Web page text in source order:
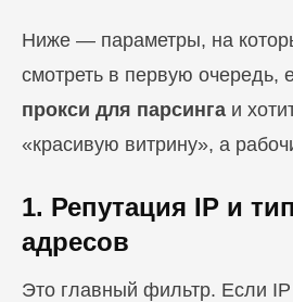
Ниже — параметры, на
смотреть в первую очередь,
прокси для парсинга и
«красивую витрину», а
1. Репутация IP и
адресов
Это главный фильтр. Если